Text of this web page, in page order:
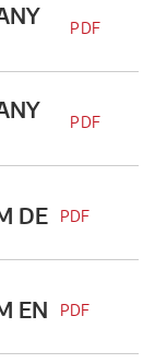
PDF
PDF
DE PDF
EN PDF